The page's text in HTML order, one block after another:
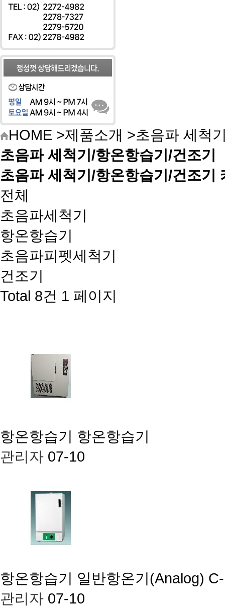
HOME >제품소개 >초음파 세척
초음파 세척기/항온항습기/건조기
초음파 세척기/항온항습기/건조기
전체
초음파세척기
항온항습기
초음파피펫세척기
건조기
Total 8건 1 페이지
항온항습기 항온항습기
관리자 07-10
항온항습기 일반항온기(Analog)
관리자 07-10